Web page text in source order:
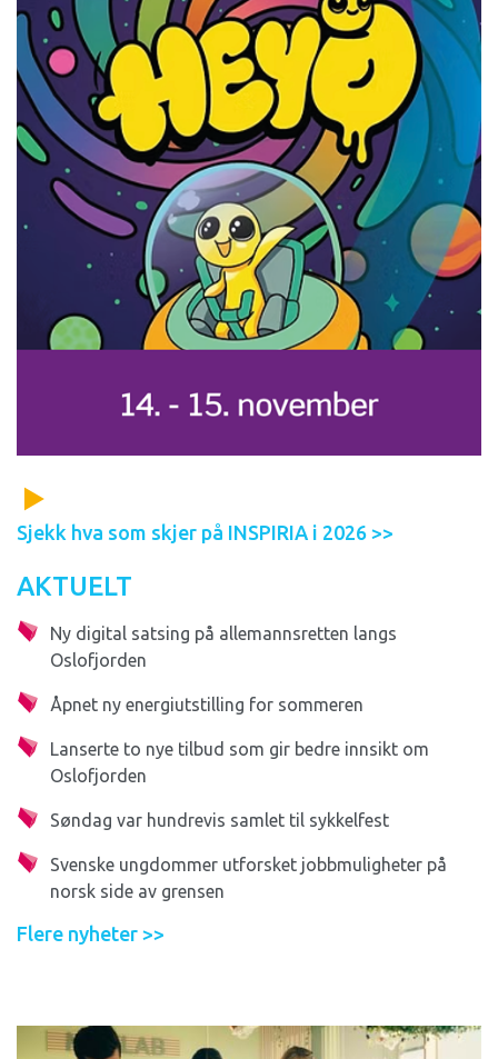
Sjekk hva som skjer på INSPIRIA i 2026 >>
AKTUELT
Ny digital satsing på allemannsretten langs
Oslofjorden
Åpnet ny energiutstilling for sommeren
Lanserte to nye tilbud som gir bedre innsikt om
Oslofjorden
Søndag var hundrevis samlet til sykkelfest
Svenske ungdommer utforsket jobbmuligheter på
norsk side av grensen
Flere nyheter >>